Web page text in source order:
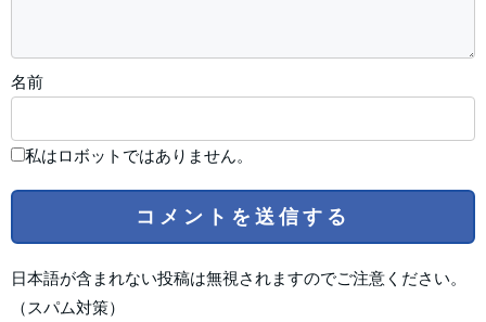
名前
私はロボットではありません。
日本語が含まれない投稿は無視されますのでご注意ください。
（スパム対策）